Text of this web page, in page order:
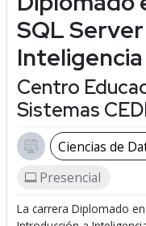
SQL
Centro
Sistemas
Ciencias de
Presencial
La carrera Diplomado